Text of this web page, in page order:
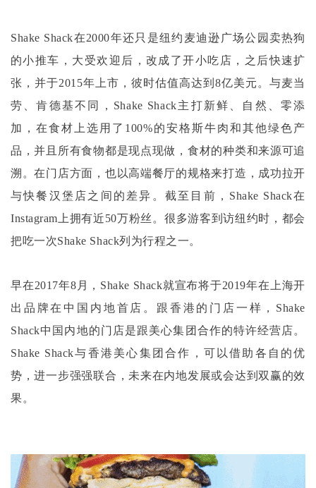
Shake Shack在2000年还只是纽约麦迪逊广场公园卖热狗
的小推车，大受欢迎后，改成了开小吃店，之后快速扩
张，并于2015年上市，彼时估值高达到8亿美元。与麦当
劳、肯德基不同，Shake Shack主打新鲜、自然、零添
加，在食材上选用了100%的安格斯牛肉和其他绿色产
品，并且所有食物都是现点现做，食材的种类和来源可追
溯。在门店方面，也以高端餐厅的规格来打造，成功拉开
与快餐汉堡店之间的差异。截至目前，Shake Shack在
Instagram上拥有近50万粉丝。很多游客到访纽约时，都会
把吃一次Shake Shack列为行程之一。
早在2017年8月，Shake Shack就宣布将于2019年在上海开
出品牌在中国内地首店。跟香港的门店一样，Shake
Shack中国内地的门店是跟美心集团合作的特许经营店。
Shake Shack与香港美心集团合作，可以借助各自的优
势，进一步强强联合，未来在内地发展或会达到双赢的效
果。